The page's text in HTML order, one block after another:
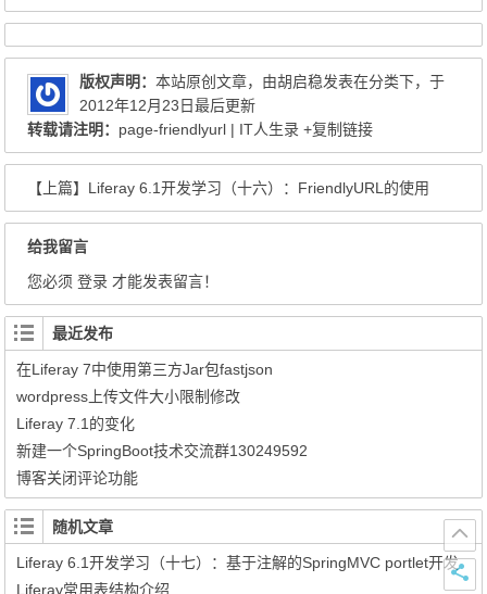
版权声明：本站原创文章，由胡启稳发表在分类下，于
2012年12月23日最后更新
转载请注明： page-friendlyurl | IT人生录 +复制链接
【上篇】 Liferay 6.1开发学习（十六）：FriendlyURL的使用
给我留言
您必须 登录 才能发表留言！
最近发布
在Liferay 7中使用第三方Jar包fastjson
wordpress上传文件大小限制修改
Liferay 7.1的变化
新建一个SpringBoot技术交流群130249592
博客关闭评论功能
随机文章
Liferay 6.1开发学习（十七）：基于注解的SpringMVC portlet开发
Liferay常用表结构介绍